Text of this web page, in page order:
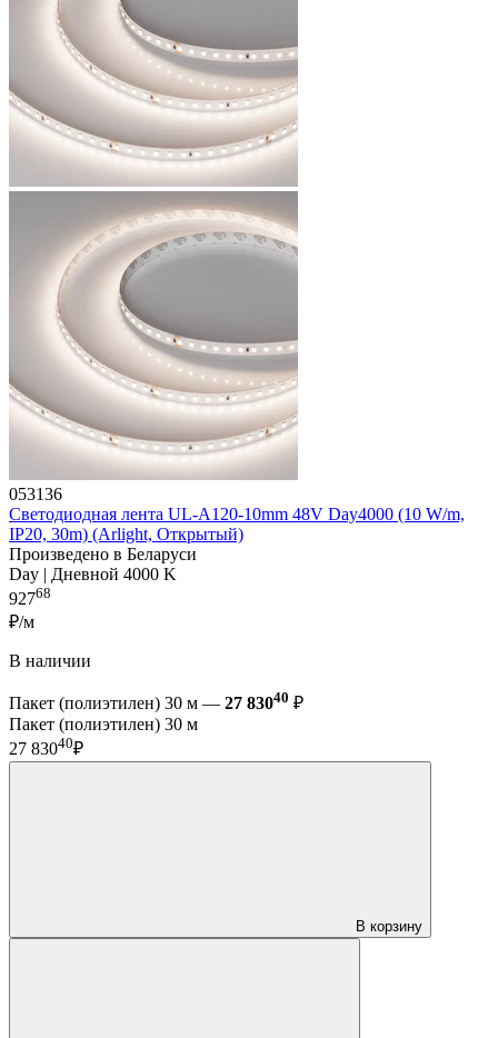
053136
Светодиодная лента UL-A120-10mm 48V Day4000 (10 W/m,
IP20, 30m) (Arlight, Открытый)
Произведено в Беларуси
Day | Дневной 4000 K
92768
₽/м
В наличии
Пакет (полиэтилен) 30 м — 27 83040 ₽
Пакет (полиэтилен) 30 м
27 83040₽
В корзину